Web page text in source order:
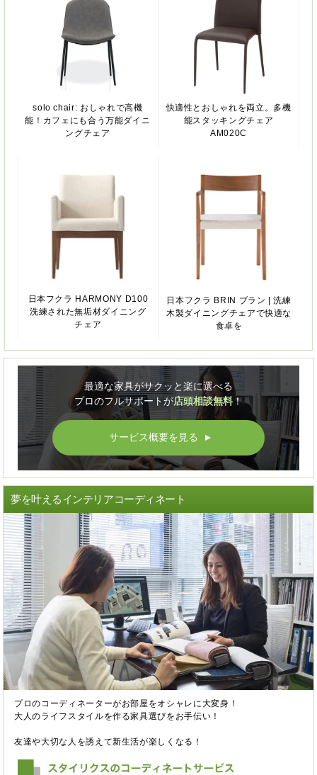
solo chair: おしゃれで高機
能！カフェにも合う万能ダイニ
ングチェア
快適性とおしゃれを両立。多機
能スタッキングチェア
AM020C
日本フクラ HARMONY D100
洗練された無垢材ダイニング
チェア
日本フクラ BRIN ブラン | 洗練
木製ダイニングチェアで快適な
食卓を
最適な家具がサクッと楽に選べる
プロのフルサポートが店頭相談無料！
サービス概要を見る ▲
夢を叶えるインテリアコーディネート
プロのコーディネーターがお部屋をオシャレに大変身！
大人のライフスタイルを作る家具選びをお手伝い！
友達や大切な人を誘えて新生活が楽しくなる！